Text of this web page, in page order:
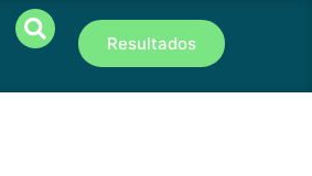
Resultados